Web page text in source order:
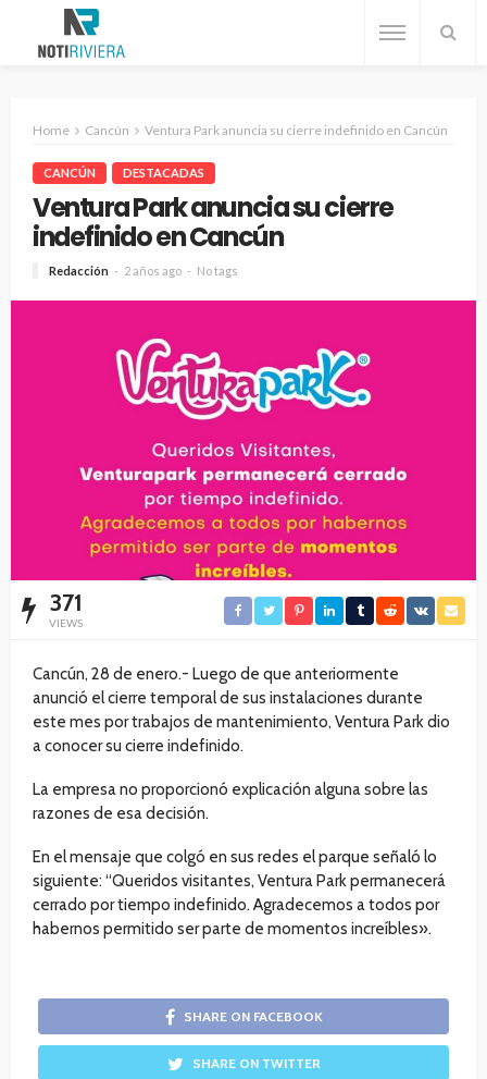
Home Cancún Ventura Park anuncia su cierre indefinido en Cancún
CANCÚN DESTACADAS
Ventura Park anuncia su cierre
indefinido en Cancún
Redacción 2 años ago No tags
371
VIEWS
Cancún, 28 de enero.- Luego de que anteriormente
anunció el cierre temporal de sus instalaciones durante
este mes por trabajos de mantenimiento, Ventura Park dio
a conocer su cierre indefinido.
La empresa no proporcionó explicación alguna sobre las
razones de esa decisión.
En el mensaje que colgó en sus redes el parque señaló lo
siguiente: “Queridos visitantes, Ventura Park permanecerá
cerrado por tiempo indefinido. Agradecemos a todos por
habernos permitido ser parte de momentos increíbles».
SHARE ON FACEBOOK
SHARE ON TWITTER